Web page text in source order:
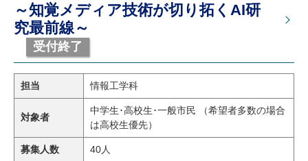
～知覚メディア技術が切り拓くAI研
究最前線～
受付終了
担当 情報工学科
対象者
中学生･高校生･一般市民 （希望者多数の場合
は高校生優先）
募集人数 40人